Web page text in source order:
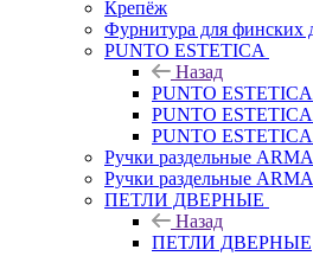
Крепёж
Фурнитура для финских
PUNTO ESTETICA
Назад
PUNTO ESTETICA
PUNTO
PUNTO
Ручки раздельные
Ручки раздельные
ПЕТЛИ ДВЕРНЫЕ
Назад
ПЕТЛИ ДВЕРНЫЕ